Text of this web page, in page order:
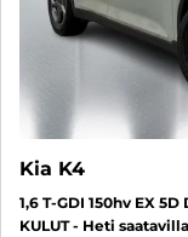
Kia K4
1,6 T-GDI 150hv EX
KULUT - Heti